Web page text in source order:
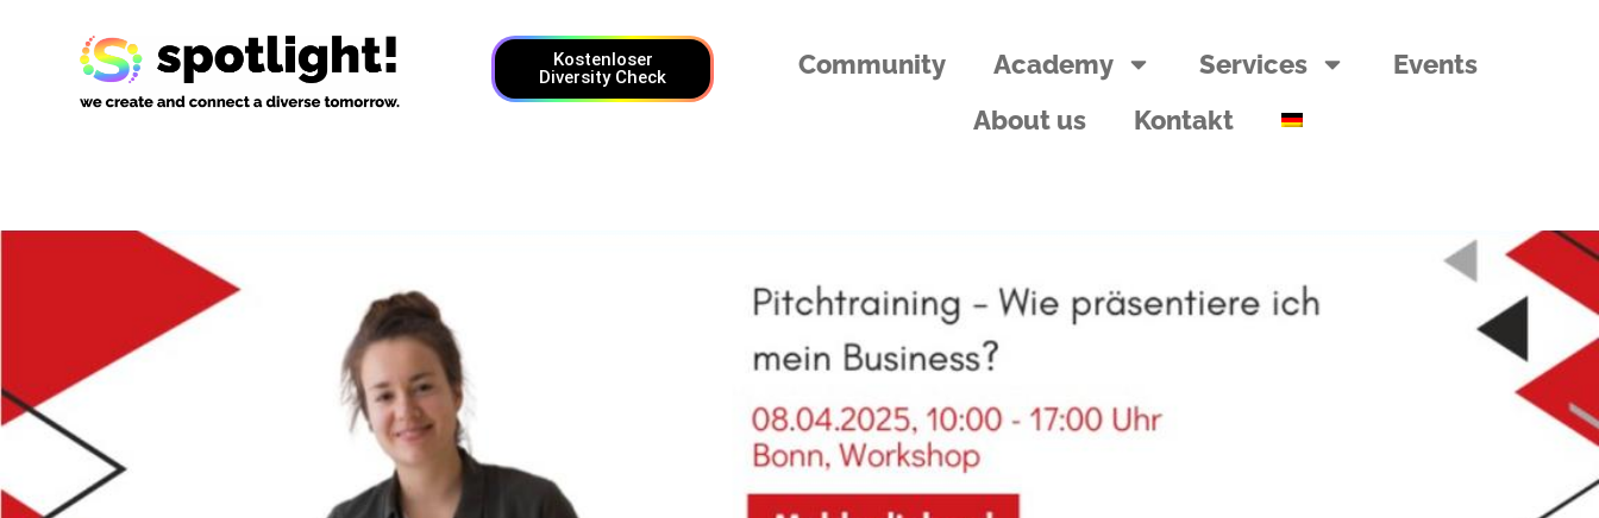
Kostenloser
Diversity Check
Community Academy Services
Events
About us
Kontakt